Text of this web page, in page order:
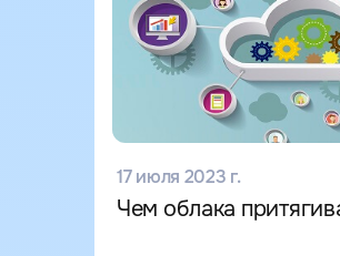
17 июля 2023 г.
Чем облака